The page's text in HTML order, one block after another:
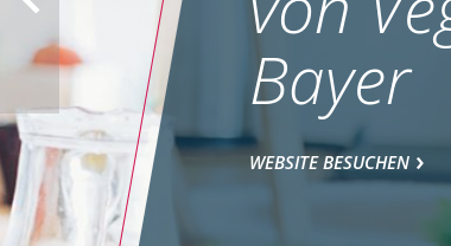
Bayer
WEBSITE BESUCHEN